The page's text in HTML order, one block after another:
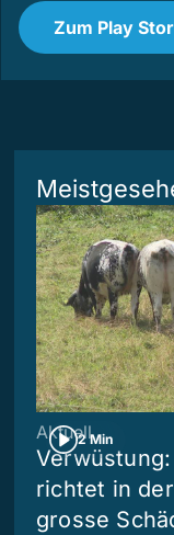
Zum Play
2 Min
Aktuell
richtet in
grosse